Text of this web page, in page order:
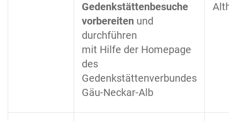
Gedenkstättenbesuche
vorbereiten und
durchführen
mit Hilfe der Homepage
des
Gedenkstättenverbundes
Gäu-Neckar-Alb